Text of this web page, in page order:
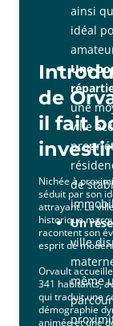
ainsi
idéal
Une
une
ville
de
Un
ville
même
de
il fait
investir
Nichée à
séduit par son
attrayant. La
historique
racontent son
esprit de
Orvault
341 habitants,
qui traduit une
démographie
animée et une